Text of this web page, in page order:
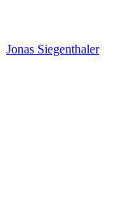
Jonas Siegenthaler